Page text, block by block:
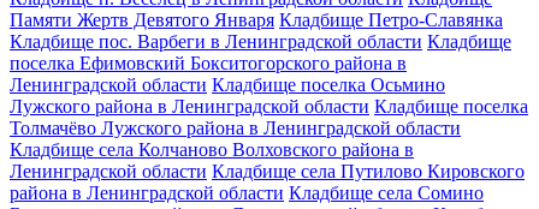
Памяти Жертв Девятого Января Кладбище Петро-Славянка
Кладбище пос. Варбеги в Ленинградской области Кладбище
поселка Ефимовский Бокситогорского района в
Ленинградской области Кладбище поселка Осьмино
Лужского района в Ленинградской области Кладбище поселка
Толмачёво Лужского района в Ленинградской области
Кладбище села Колчаново Волховского района в
Ленинградской области Кладбище села Путилово Кировского
района в Ленинградской области Кладбище села Сомино